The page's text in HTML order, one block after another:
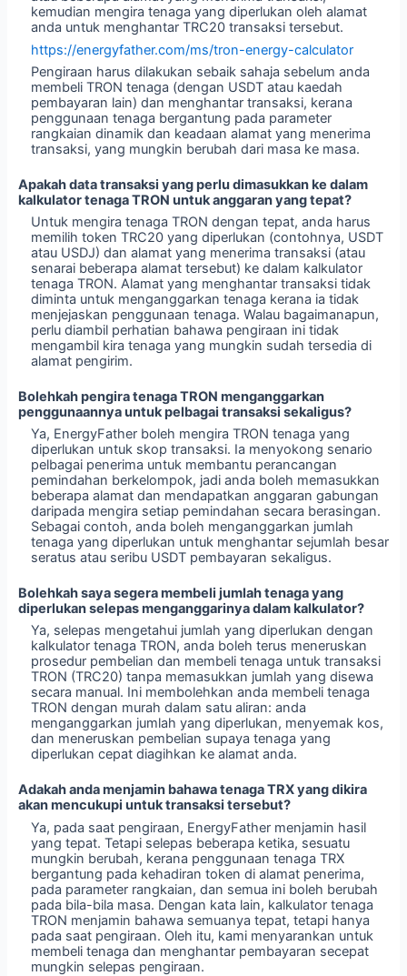
kemudian mengira tenaga yang diperlukan oleh alamat
anda untuk menghantar TRC20 transaksi tersebut.
https://energyfather.com/ms/tron-energy-calculator
Pengiraan harus dilakukan sebaik sahaja sebelum anda
membeli TRON tenaga (dengan USDT atau kaedah
pembayaran lain) dan menghantar transaksi, kerana
penggunaan tenaga bergantung pada parameter
rangkaian dinamik dan keadaan alamat yang menerima
transaksi, yang mungkin berubah dari masa ke masa.
Apakah data transaksi yang perlu dimasukkan ke dalam
kalkulator tenaga TRON untuk anggaran yang tepat?
Untuk mengira tenaga TRON dengan tepat, anda harus
memilih token TRC20 yang diperlukan (contohnya, USDT
atau USDJ) dan alamat yang menerima transaksi (atau
senarai beberapa alamat tersebut) ke dalam kalkulator
tenaga TRON. Alamat yang menghantar transaksi tidak
diminta untuk menganggarkan tenaga kerana ia tidak
menjejaskan penggunaan tenaga. Walau bagaimanapun,
perlu diambil perhatian bahawa pengiraan ini tidak
mengambil kira tenaga yang mungkin sudah tersedia di
alamat pengirim.
Bolehkah pengira tenaga TRON menganggarkan
penggunaannya untuk pelbagai transaksi sekaligus?
Ya, EnergyFather boleh mengira TRON tenaga yang
diperlukan untuk skop transaksi. Ia menyokong senario
pelbagai penerima untuk membantu perancangan
pemindahan berkelompok, jadi anda boleh memasukkan
beberapa alamat dan mendapatkan anggaran gabungan
daripada mengira setiap pemindahan secara berasingan.
Sebagai contoh, anda boleh menganggarkan jumlah
tenaga yang diperlukan untuk menghantar sejumlah besar
seratus atau seribu USDT pembayaran sekaligus.
Bolehkah saya segera membeli jumlah tenaga yang
diperlukan selepas menganggarinya dalam kalkulator?
Ya, selepas mengetahui jumlah yang diperlukan dengan
kalkulator tenaga TRON, anda boleh terus meneruskan
prosedur pembelian dan membeli tenaga untuk transaksi
TRON (TRC20) tanpa memasukkan jumlah yang disewa
secara manual. Ini membolehkan anda membeli tenaga
TRON dengan murah dalam satu aliran: anda
menganggarkan jumlah yang diperlukan, menyemak kos,
dan meneruskan pembelian supaya tenaga yang
diperlukan cepat diagihkan ke alamat anda.
Adakah anda menjamin bahawa tenaga TRX yang dikira
akan mencukupi untuk transaksi tersebut?
Ya, pada saat pengiraan, EnergyFather menjamin hasil
yang tepat. Tetapi selepas beberapa ketika, sesuatu
mungkin berubah, kerana penggunaan tenaga TRX
bergantung pada kehadiran token di alamat penerima,
pada parameter rangkaian, dan semua ini boleh berubah
pada bila-bila masa. Dengan kata lain, kalkulator tenaga
TRON menjamin bahawa semuanya tepat, tetapi hanya
pada saat pengiraan. Oleh itu, kami menyarankan untuk
membeli tenaga dan menghantar pembayaran secepat
mungkin selepas pengiraan.